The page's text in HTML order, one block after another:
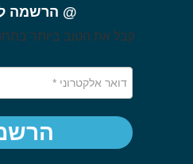
@ הרשמה
קבל את הטוב ביותר